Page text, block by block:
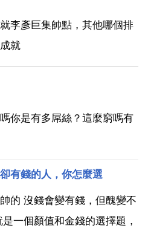
李彥巨集帥點，其他哪個排
就
你是有多屌絲？這麼窮嗎有
有錢的人，你怎麼選
的 沒錢會變有錢，但醜變不
一個顏值和金錢的選擇題，